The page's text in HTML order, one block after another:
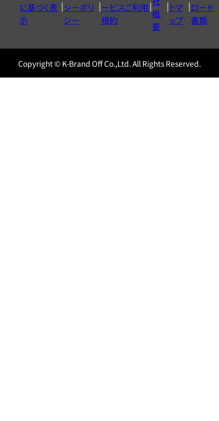
ル
0120604117
に基づく表
示
シーポリ
シー
ービスご利用
規約
概
要
トマ
ップ
ロード
書類
Copyright © K-Brand Off Co.,Ltd. All Rights Reserved.